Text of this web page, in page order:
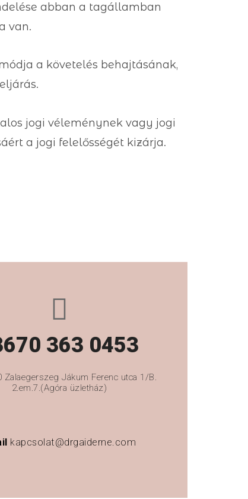
abban a tagállamban
van.
a követelés behajtásának,
jogi véleménynek vagy jogi
a jogi felelősségét kizárja.
363 0453
Zalaegerszeg Jákum Ferenc utca 1/B.
2.em.7.(Agóra üzletház)
kapcsolat@drgaiderne.com